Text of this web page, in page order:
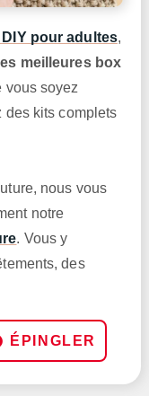
DIY pour adultes,
les meilleures box
vous soyez
des kits complets
nous vous
notre
. Vous y
des
ÉPINGLER